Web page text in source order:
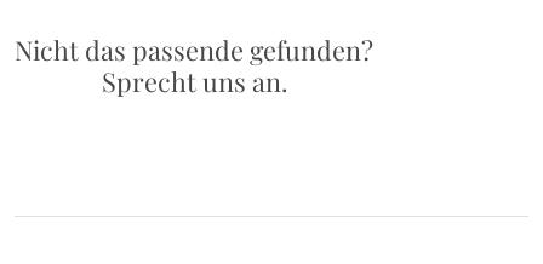
Nicht das passende gefunden?
Sprecht uns an.